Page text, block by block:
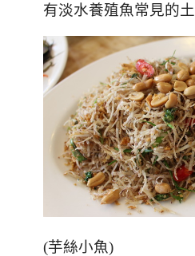
有淡水養殖魚常見的
(芋絲小魚)